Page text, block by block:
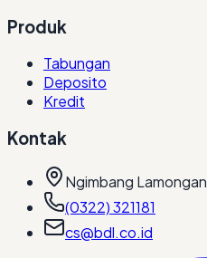
Produk
Tabungan
Deposito
Kredit
Kontak
Ngimbang Lamongan
(0322) 321181
cs@bdl.co.id